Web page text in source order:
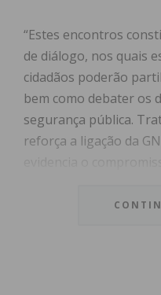
“Estes encontros
de diálogo, nos quais
cidadãos poderão
bem como debater os
segurança pública.
reforça a ligação da
cidadãos”, refere a